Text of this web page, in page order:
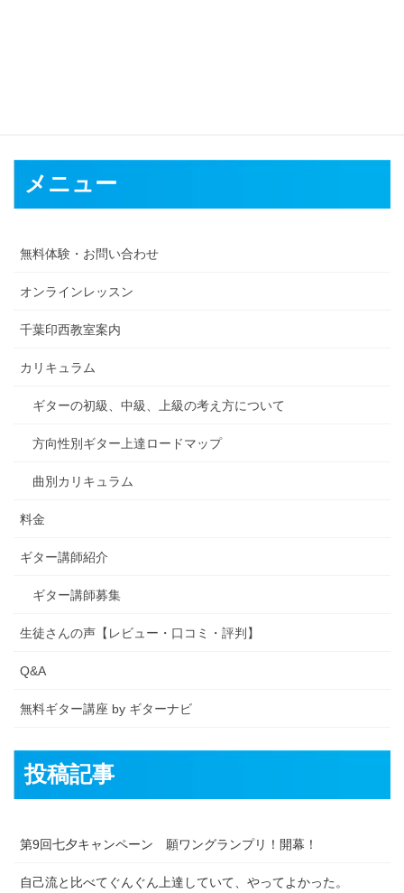
メニュー
無料体験・お問い合わせ
オンラインレッスン
千葉印西教室案内
カリキュラム
ギターの初級、中級、上級の考え方について
方向性別ギター上達ロードマップ
曲別カリキュラム
料金
ギター講師紹介
ギター講師募集
生徒さんの声【レビュー・口コミ・評判】
Q&A
無料ギター講座 by ギターナビ
投稿記事
第9回七夕キャンペーン 願ワングランプリ！開幕！
自己流と比べてぐんぐん上達していて、やってよかった。